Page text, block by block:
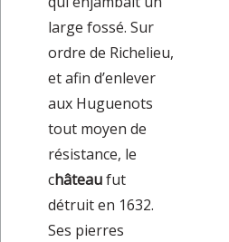
large fossé. Sur
ordre de Richelieu,
et afin d’enlever
aux Huguenots
tout moyen de
résistance, le
châteaufut
détruit en 1632.
Ses pierres